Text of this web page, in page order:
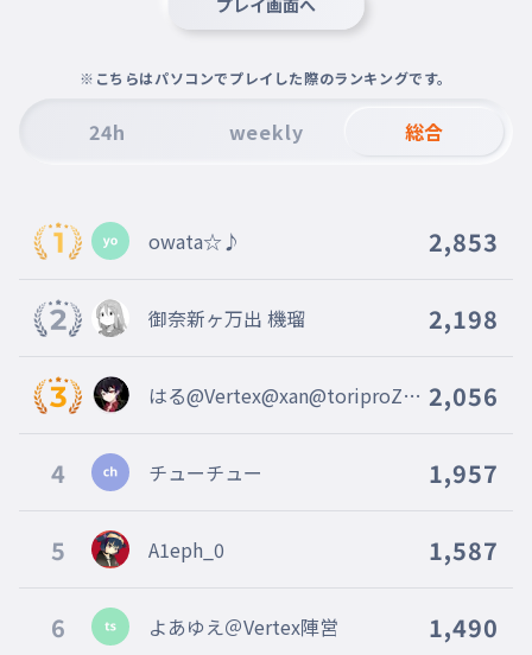
プレイ画面へ
※こちらはパソコンでプレイした際のランキングです。
24h weekly 総合
owata☆♪ 2,853
御奈新ヶ万出 機瑠 2,198
はる@Vertex@xan@toriproZΩ 2,056
4 チューチュー 1,957
5 A1eph_0 1,587
6 よあゆえ＠Vertex陣営 1,490